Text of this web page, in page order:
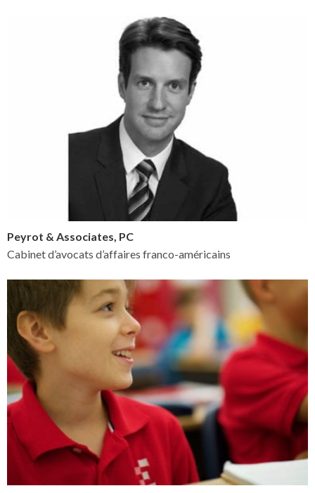
Peyrot & Associates, PC
Cabinet d’avocats d’affaires franco-américains